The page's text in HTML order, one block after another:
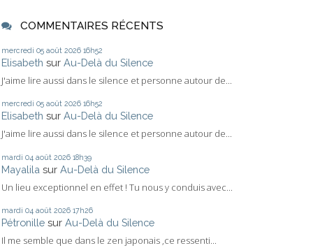
COMMENTAIRES RÉCENTS
mercredi 05 août 2026 16h52
Elisabeth sur Au-Delà du Silence
J'aime lire aussi dans le silence et personne autour de...
mercredi 05 août 2026 16h52
Elisabeth sur Au-Delà du Silence
J'aime lire aussi dans le silence et personne autour de...
mardi 04 août 2026 18h39
Mayalila sur Au-Delà du Silence
Un lieu exceptionnel en effet ! Tu nous y conduis avec...
mardi 04 août 2026 17h26
Pétronille sur Au-Delà du Silence
Il me semble que dans le zen japonais ,ce ressenti...